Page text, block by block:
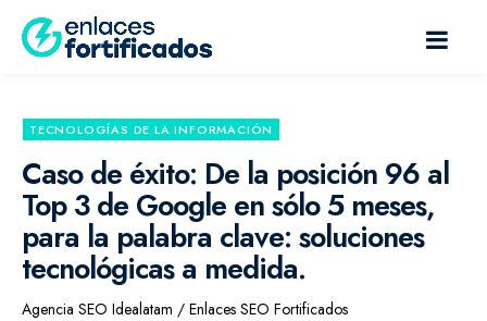
TECNOLOGÍAS DE LA INFORMACIÓN
Caso de éxito: De la posición 96 al
Top 3 de Google en sólo 5 meses,
para la palabra clave: soluciones
tecnológicas a medida.
Agencia SEO Idealatam / Enlaces SEO Fortificados